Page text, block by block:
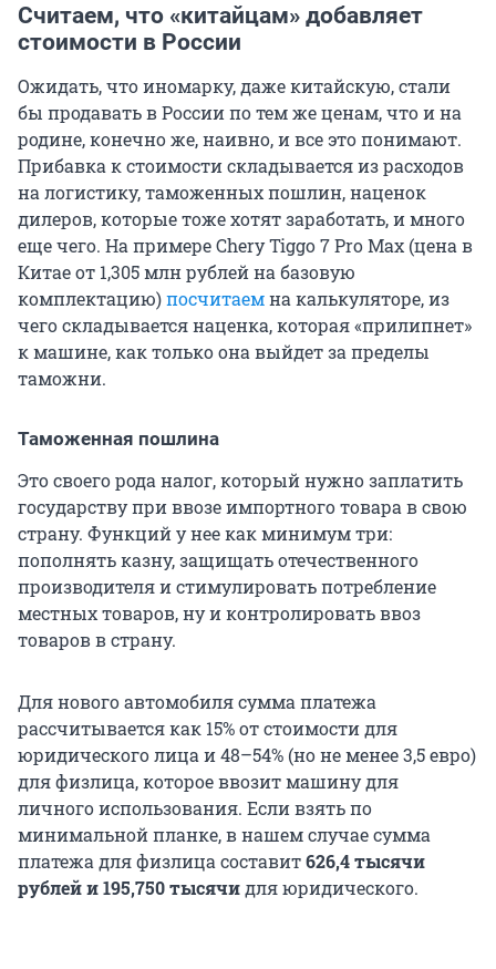
Считаем, что «китайцам» добавляет
стоимости в России
Ожидать, что иномарку, даже китайскую, стали
бы продавать в России по тем же ценам, что и на
родине, конечно же, наивно, и все это понимают.
Прибавка к стоимости складывается из расходов
на логистику, таможенных пошлин, наценок
дилеров, которые тоже хотят заработать, и много
еще чего. На примере Chery Tiggo 7 Pro Max (цена в
Китае от 1,305 млн рублей на базовую
комплектацию)посчитаемна калькуляторе, из
чего складывается наценка, которая «прилипнет»
к машине, как только она выйдет за пределы
таможни.
Таможенная пошлина
Это своего рода налог, который нужно заплатить
государству при ввозе импортного товара в свою
страну. Функций у нее как минимум три:
пополнять казну, защищать отечественного
производителя и стимулировать потребление
местных товаров, ну и контролировать ввоз
товаров в страну.
Для нового автомобиля сумма платежа
рассчитывается как 15% от стоимости для
юридического лица и 48–54% (но не менее 3,5 евро)
для физлица, которое ввозит машину для
личного использования. Если взять по
минимальной планке, в нашем случае сумма
платежа для физлица составит626,4 тысячи
рублей и 195,750 тысячидля юридического.